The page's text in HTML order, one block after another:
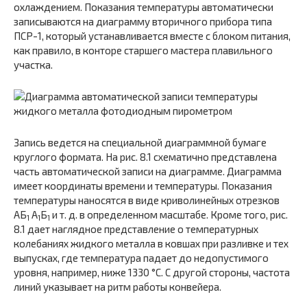
охлаждением. Показания температуры автоматически
записываются на диаграмму вторичного прибора типа
ПСР-1, который устанавливается вместе с блоком питания,
как правило, в конторе старшего мастера плавильного
участка.
Запись ведется на специальной диаграммной бумаге
круглого формата. На рис. 8.1 схематично представлена
часть автоматической записи на диаграмме. Диаграмма
имеет координаты времени и температуры. Показания
температуры наносятся в виде криволинейных отрезков
АБ1 А1Б1 и т. д. в определенном масштабе. Кроме того, рис.
8.1 дает наглядное представление о температурных
колебаниях жидкого металла в ковшах при разливке и тех
выпусках, где температура падает до недопустимого
уровня, например, ниже 1330 °С. С другой стороны, частота
линий указывает на ритм работы конвейера.